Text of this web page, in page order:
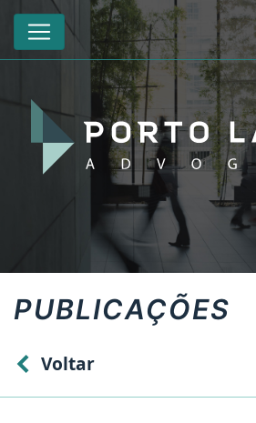
PUBLICAÇÕES
Voltar